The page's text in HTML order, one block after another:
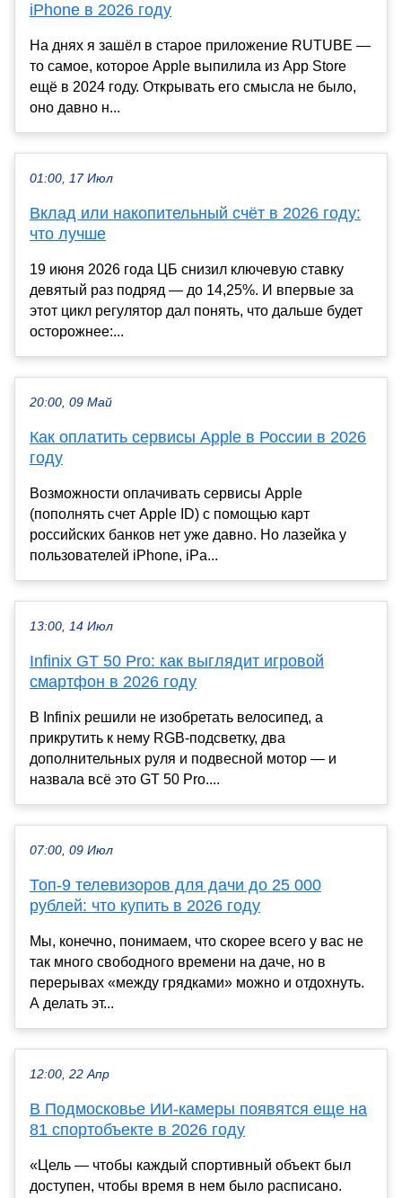
iPhone в 2026 году
На днях я зашёл в старое приложение RUTUBE —
то самое, которое Apple выпилила из App Store
ещё в 2024 году. Открывать его смысла не было,
оно давно н...
01:00, 17 Июл
Вклад или накопительный счёт в 2026 году:
что лучше
19 июня 2026 года ЦБ снизил ключевую ставку
девятый раз подряд — до 14,25%. И впервые за
этот цикл регулятор дал понять, что дальше будет
осторожнее:...
20:00, 09 Май
Как оплатить сервисы Apple в России в 2026
году
Возможности оплачивать сервисы Apple
(пополнять счет Apple ID) с помощью карт
российских банков нет уже давно. Но лазейка у
пользователей iPhone, iPa...
13:00, 14 Июл
Infinix GT 50 Pro: как выглядит игровой
смартфон в 2026 году
В Infinix решили не изобретать велосипед, а
прикрутить к нему RGB-подсветку, два
дополнительных руля и подвесной мотор — и
назвала всё это GT 50 Pro....
07:00, 09 Июл
Топ-9 телевизоров для дачи до 25 000
рублей: что купить в 2026 году
Мы, конечно, понимаем, что скорее всего у вас не
так много свободного времени на даче, но в
перерывах «между грядками» можно и отдохнуть.
А делать эт...
12:00, 22 Апр
В Подмосковье ИИ-камеры появятся еще на
81 спортобъекте в 2026 году
«Цель — чтобы каждый спортивный объект был
доступен, чтобы время в нем было расписано.